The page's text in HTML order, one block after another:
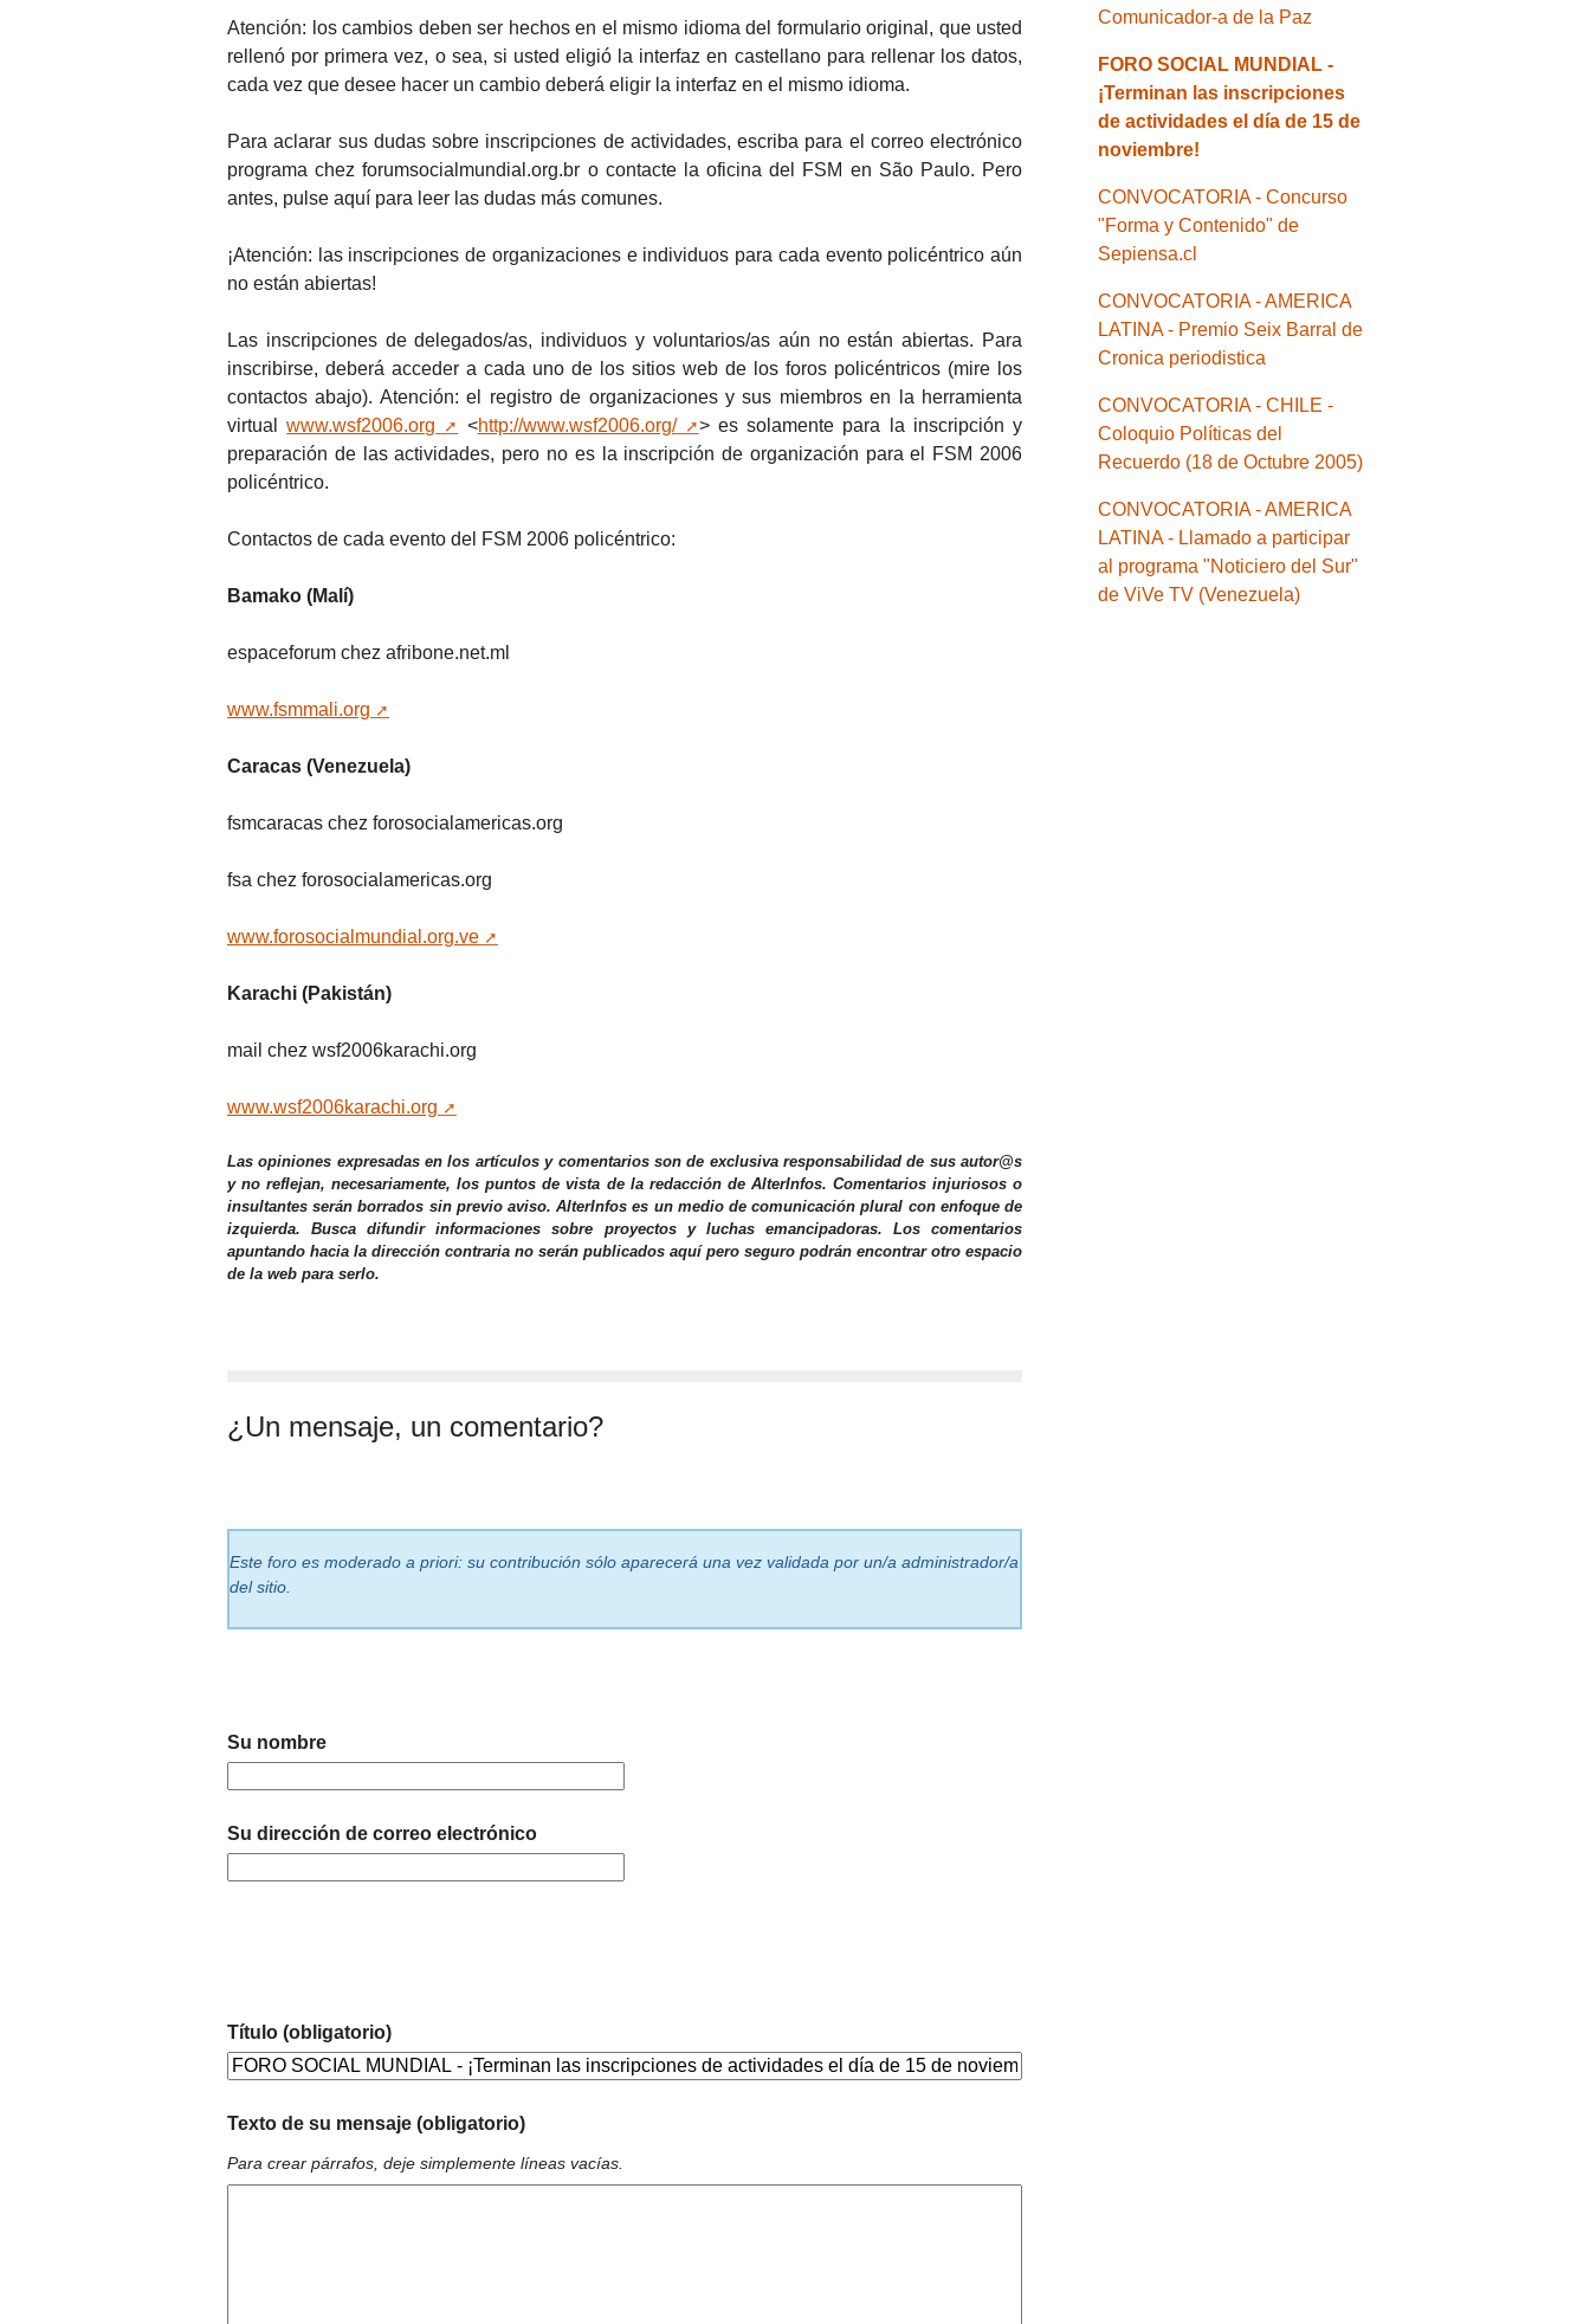
Atención: los cambios deben ser hechos en el mismo idioma del formulario original, que usted
rellenó por primera vez, o sea, si usted eligió la interfaz en castellano para rellenar los datos,
cada vez que desee hacer un cambio deberá eligir la interfaz en el mismo idioma.
Para aclarar sus dudas sobre inscripciones de actividades, escriba para el correo electrónico
programa chezforumsocialmundial.org.br o contacte la oficina del FSM en São Paulo. Pero
antes, pulse aquí para leer las dudas más comunes.
¡Atención: las inscripciones de organizaciones e individuos para cada evento policéntrico aún
no están abiertas!
Las inscripciones de delegados/as, individuos y voluntarios/as aún no están abiertas. Para
inscribirse, deberá acceder a cada uno de los sitios web de los foros policéntricos (mire los
contactos abajo). Atención: el registro de organizaciones y sus miembros en la herramienta
virtualwww.wsf2006.org <http://www.wsf2006.org/ >es solamente para la inscripción y
preparación de las actividades, pero no es la inscripción de organización para el FSM 2006
policéntrico.
Contactos de cada evento del FSM 2006 policéntrico:
Bamako (Malí)
espaceforum chez afribone.net.ml
www.fsmmali.org
Caracas (Venezuela)
fsmcaracas chez forosocialamericas.org
fsa chez forosocialamericas.org
www.forosocialmundial.org.ve
Karachi (Pakistán)
mail chez wsf2006karachi.org
www.wsf2006karachi.org
Las opiniones expresadas en los artículos y comentarios son de exclusiva responsabilidad de sus autor@s
y no reflejan, necesariamente, los puntos de vista de la redacción de AlterInfos. Comentarios injuriosos o
insultantes serán borrados sin previo aviso. AlterInfos es un medio de comunicación plural con enfoque de
izquierda. Busca difundir informaciones sobre proyectos y luchas emancipadoras. Los comentarios
apuntando hacia la dirección contraria no serán publicados aquí pero seguro podrán encontrar otro espacio
de la web para serlo.
¿Un mensaje, un comentario?
Este foro es moderado a priori: su contribución sólo aparecerá una vez validada por un/a administrador/a
del sitio.
Su nombre
Su dirección de correo electrónico
Título (obligatorio)
Texto de su mensaje (obligatorio)
Para crear párrafos, deje simplemente líneas vacías.
Comunicador-a de la Paz
FORO SOCIAL MUNDIAL -
¡Terminan las inscripciones
de actividades el día de 15 de
noviembre!
CONVOCATORIA - Concurso
"Forma y Contenido" de
Sepiensa.cl
CONVOCATORIA - AMERICA
LATINA - Premio Seix Barral de
Cronica periodistica
CONVOCATORIA - CHILE -
Coloquio Políticas del
Recuerdo (18 de Octubre 2005)
CONVOCATORIA - AMERICA
LATINA - Llamado a participar
al programa "Noticiero del Sur"
de ViVe TV (Venezuela)